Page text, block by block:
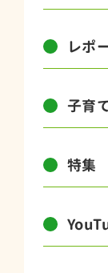
レポ
子育
特集